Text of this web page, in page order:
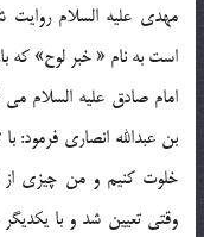
مهدي عليه السلام روايت
است به نام « خبر لوح» که
امام صادق عليه السلام مي
بن عبدالله انصاري فرمود:
خلوت کنيم و من چيزي از
وقتي تعيين شد و با